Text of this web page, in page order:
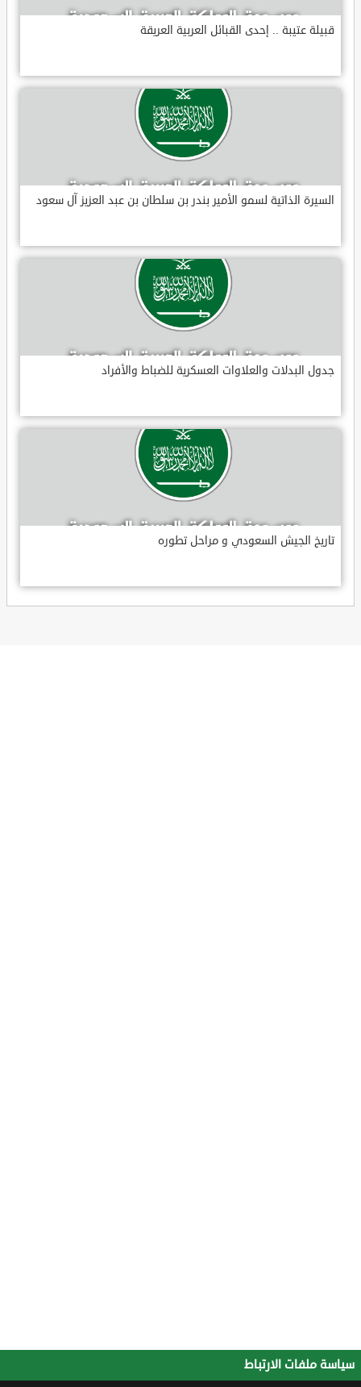
قبيلة عتيبة .. إحدى القبائل العربية العريقة
السيرة الذاتية لسمو الأمير بندر بن سلطان بن عبد العزيز آل سعود
جدول البدلات والعلاوات العسكرية للضباط والأفراد
تاريخ الجيش السعودي و مراحل تطوره
سياسة ملفات الارتباط